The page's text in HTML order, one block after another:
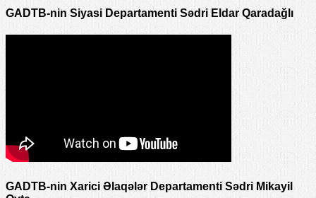
GADTB-nin Siyasi Departamenti Sədri Eldar Qaradağlı
GADTB-nin Xarici Əlaqələr Departamenti Sədri Mikayil